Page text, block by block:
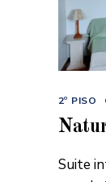
2º PISO
Suite